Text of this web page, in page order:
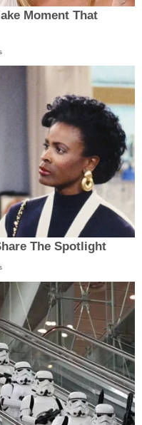
Moment That
The Spotlight